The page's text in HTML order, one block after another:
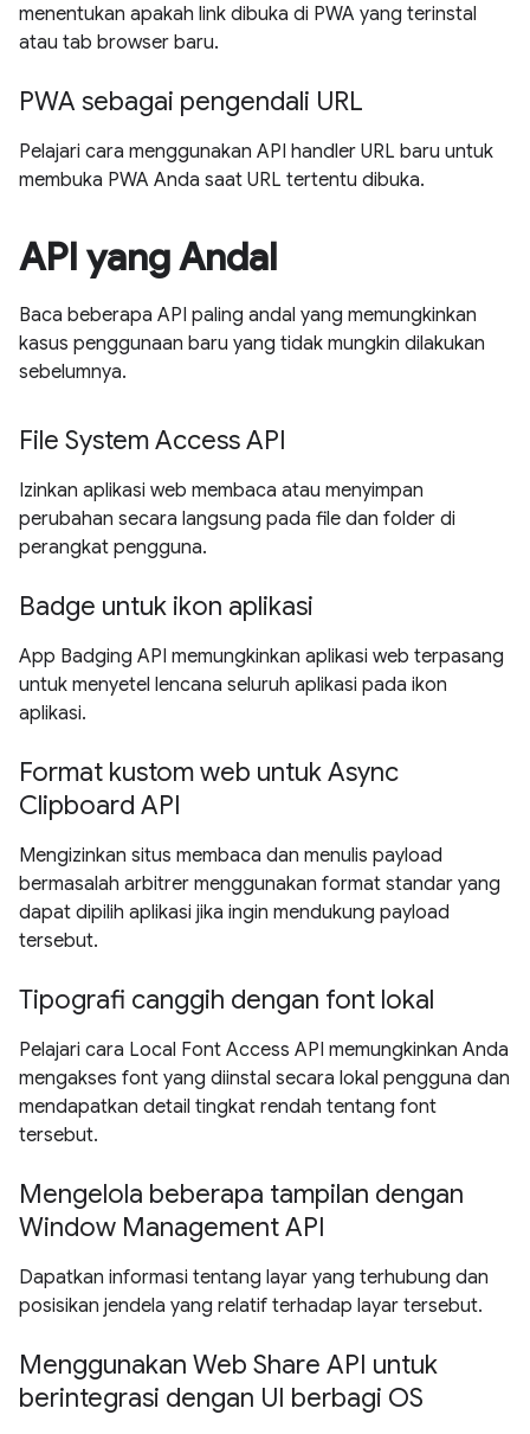
menentukan apakah link dibuka di PWA yang terinstal
atau tab browser baru.
PWA sebagai pengendali URL
Pelajari cara menggunakan API handler URL baru untuk
membuka PWA Anda saat URL tertentu dibuka.
API yang Andal
Baca beberapa API paling andal yang memungkinkan
kasus penggunaan baru yang tidak mungkin dilakukan
sebelumnya.
File System Access API
Izinkan aplikasi web membaca atau menyimpan
perubahan secara langsung pada file dan folder di
perangkat pengguna.
Badge untuk ikon aplikasi
App Badging API memungkinkan aplikasi web terpasang
untuk menyetel lencana seluruh aplikasi pada ikon
aplikasi.
Format kustom web untuk Async
Clipboard API
Mengizinkan situs membaca dan menulis payload
bermasalah arbitrer menggunakan format standar yang
dapat dipilih aplikasi jika ingin mendukung payload
tersebut.
Tipografi canggih dengan font lokal
Pelajari cara Local Font Access API memungkinkan Anda
mengakses font yang diinstal secara lokal pengguna dan
mendapatkan detail tingkat rendah tentang font
tersebut.
Mengelola beberapa tampilan dengan
Window Management API
Dapatkan informasi tentang layar yang terhubung dan
posisikan jendela yang relatif terhadap layar tersebut.
Menggunakan Web Share API untuk
berintegrasi dengan UI berbagi OS